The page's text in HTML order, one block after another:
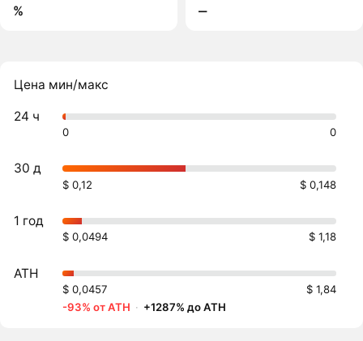
%
‒
Цена мин/макс
24 ч
0 0
30 д
$ 0,12 $ 0,148
1 год
$ 0,0494 $ 1,18
ATH
$ 0,0457
$ 1,84
-93% от ATH · +1287% до ATH